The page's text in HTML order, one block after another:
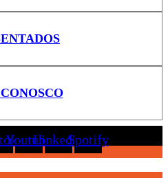
YoutubeLinkedinSpotify